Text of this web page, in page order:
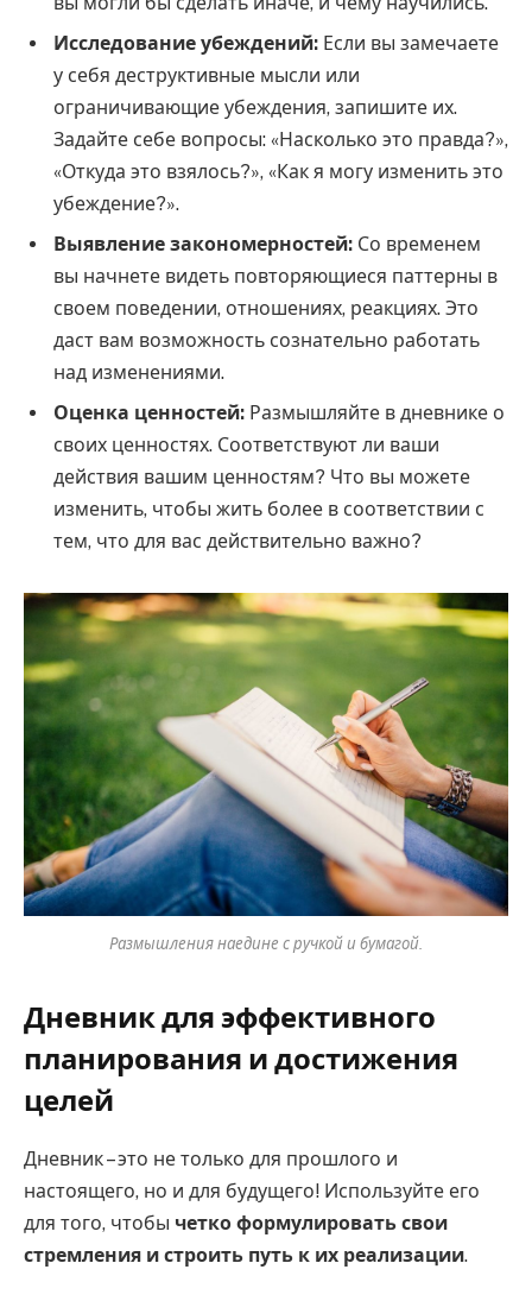
Исследование убеждений: Если вы замечаете
у себя деструктивные мысли или
ограничивающие убеждения, запишите их.
Задайте себе вопросы: «Насколько это правда?»,
«Откуда это взялось?», «Как я могу изменить это
убеждение?».
Выявление закономерностей: Со временем
вы начнете видеть повторяющиеся паттерны в
своем поведении, отношениях, реакциях. Это
даст вам возможность сознательно работать
над изменениями.
Оценка ценностей: Размышляйте в дневнике о
своих ценностях. Соответствуют ли ваши
действия вашим ценностям? Что вы можете
изменить, чтобы жить более в соответствии с
тем, что для вас действительно важно?
Размышления наедине с ручкой и бумагой.
Дневник для эффективного
планирования и достижения
целей
Дневник – это не только для прошлого и
настоящего, но и для будущего! Используйте его
для того, чтобы четко формулировать свои
стремления и строить путь к их реализации.